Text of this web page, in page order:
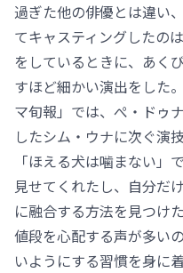
過ぎた他の俳優とは違い
てキャスティングしたの
をしているときに、あく
すほど細かい演出をした
マ旬報」では、ぺ・ドゥ
したシム・ウナに次ぐ演
「ほえる犬は噛まない」
見せてくれたし、自分だ
に融合する方法を見つけ
値段を心配する声が多い
いようにする習慣を身に